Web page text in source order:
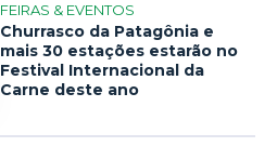
FEIRAS & EVENTOS
Churrasco da Patagônia e
mais 30 estações estarão no
Festival Internacional da
Carne deste ano